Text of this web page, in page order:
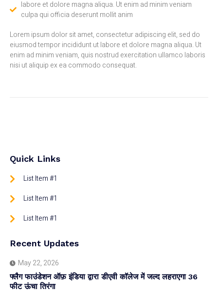
labore et dolore magna aliqua. Ut enim ad minim veniam
culpa qui officia deserunt mollit anim
Lorem ipsum dolor sit amet, consectetur adipiscing elit, sed do
eiusmod tempor incididunt ut labore et dolore magna aliqua. Ut
enim ad minim veniam, quis nostrud exercitation ullamco laboris
nisi ut aliquip ex ea commodo consequat.
Quick Links
List Item #1
List Item #1
List Item #1
Recent Updates
May 22, 2026
फ्लैग फाउंडेशन ऑफ़ इंडिया द्वारा डीएवी कॉलेज में जल्द लहराएगा 36
फीट ऊंचा तिरंगा